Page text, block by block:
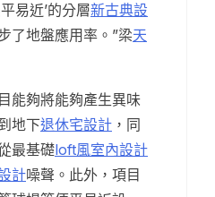
易近’的分層新古典設
了地盤應用率。”梁天
能夠將能夠產生異味
地下退休宅設計 ，同
最基礎loft風室內設計
計噪聲。此外，項目